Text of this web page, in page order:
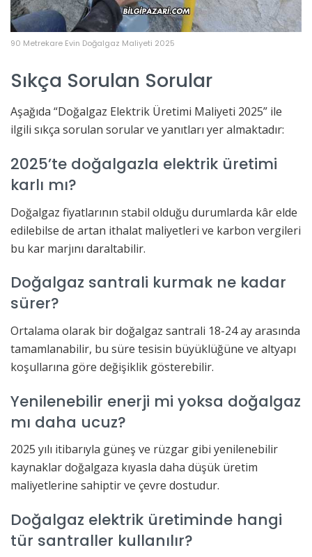
90 Metrekare Evin Doğalgaz Maliyeti 2025
Sıkça Sorulan Sorular
Aşağıda “Doğalgaz Elektrik Üretimi Maliyeti 2025” ile
ilgili sıkça sorulan sorular ve yanıtları yer almaktadır:
2025’te doğalgazla elektrik üretimi
karlı mı?
Doğalgaz fiyatlarının stabil olduğu durumlarda kâr elde
edilebilse de artan ithalat maliyetleri ve karbon vergileri
bu kar marjını daraltabilir.
Doğalgaz santrali kurmak ne kadar
sürer?
Ortalama olarak bir doğalgaz santrali 18-24 ay arasında
tamamlanabilir, bu süre tesisin büyüklüğüne ve altyapı
koşullarına göre değişiklik gösterebilir.
Yenilenebilir enerji mi yoksa doğalgaz
mı daha ucuz?
2025 yılı itibarıyla güneş ve rüzgar gibi yenilenebilir
kaynaklar doğalgaza kıyasla daha düşük üretim
maliyetlerine sahiptir ve çevre dostudur.
Doğalgaz elektrik üretiminde hangi
tür santraller kullanılır?